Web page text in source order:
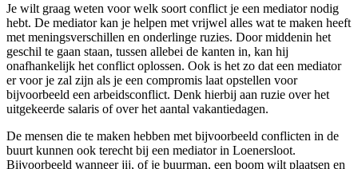
Je wilt graag weten voor welk soort conflict je een mediator nodig
hebt. De mediator kan je helpen met vrijwel alles wat te maken heeft
met meningsverschillen en onderlinge ruzies. Door middenin het
geschil te gaan staan, tussen allebei de kanten in, kan hij
onafhankelijk het conflict oplossen. Ook is het zo dat een mediator
er voor je zal zijn als je een compromis laat opstellen voor
bijvoorbeeld een arbeidsconflict. Denk hierbij aan ruzie over het
uitgekeerde salaris of over het aantal vakantiedagen.
De mensen die te maken hebben met bijvoorbeeld conflicten in de
buurt kunnen ook terecht bij een mediator in Loenersloot.
Bijvoorbeeld wanneer jij, of je buurman, een boom wilt plaatsen en